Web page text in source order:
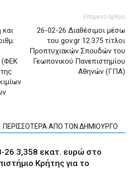
(ΦΕΚ
Επόμενο άρθρο
26-02-26 Διαθέσιμοι μέσω
του gov.gr 12.375 τίτλοι
Προπτυχιακών Σπουδών του
Γεωπονικού Πανεπιστημίου
Αθηνών (ΓΠΑ)
ΠΕΡΙΣΣΟΤΕΡΑ ΑΠΟ ΤΟΝ ΔΗΜΙΟΥΡΓΟ
26 3,358 εκατ. ευρώ στο
Κρήτης για το